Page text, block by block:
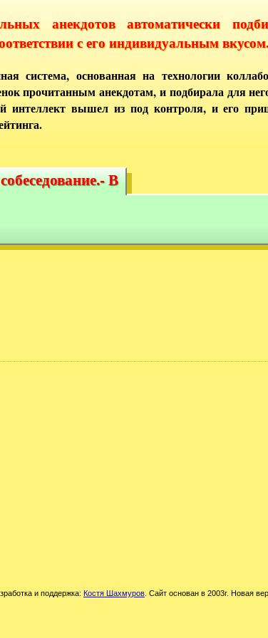
анекдотов автоматически
с его индивидуальным
система, основанная на технологии
прочитанным анекдотам, и подбирала для
интеллект вышел из под контроля, и его
В
В
и поддержка: Костя Шахмуров . Сайт основан в 2003г. Новая